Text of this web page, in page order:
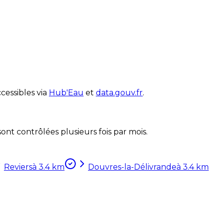
via Hub'Eau et data.gouv.fr.
contrôlées plusieurs fois par mois.
Reviersà 3.4km Douvres-la-Délivrandeà 3.4km